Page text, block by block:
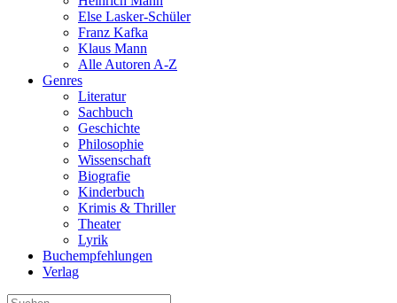
Else Lasker-Schüler
Franz Kafka
Klaus Mann
Alle Autoren A-Z
Genres
Literatur
Sachbuch
Geschichte
Philosophie
Wissenschaft
Biografie
Kinderbuch
Krimis & Thriller
Theater
Lyrik
Buchempfehlungen
Verlag